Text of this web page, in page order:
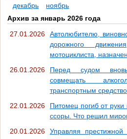
декабрь
ноябрь
Архив за январь 2026 года
27.01.2026
Автолюбителю,
дорожного
мотоциклиста,
26.01.2026
Перед судом
совмещать
транспортным
22.01.2026
Питомец погиб от
ссоры. Что решил
20.01.2026
Управляя престижной